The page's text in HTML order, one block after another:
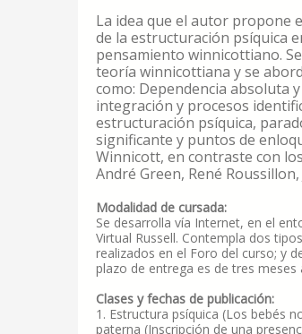
La idea que el autor propone
de la estructuración psíquica
pensamiento winnicottiano.
teoría winnicottiana y se
como: Dependencia absoluta
integración y procesos
estructuración psíquica,
significante y puntos de
Winnicott, en contraste con
André Green, René Roussillon,
Modalidad de cursada:
Se desarrolla vía Internet, en el
Virtual Russell. Contempla dos
realizados en el Foro del curso; y
plazo de entrega es de tres
Clases y fechas de publicación:
1. Estructura psíquica (Los bebés
paterna (Inscripción de una